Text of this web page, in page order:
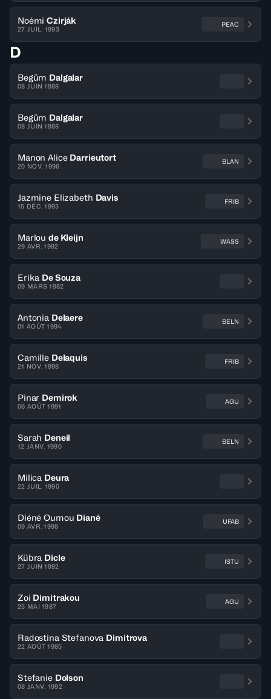
Noémi Czirják
27 JUIL. 1993
PEAC
D
Begüm Dalgalar
08 JUIN 1988
Begüm Dalgalar
08 JUIN 1988
Manon Alice Darrieutort
20 NOV. 1996
BLAN
Jazmine Elizabeth Davis
15 DÉC. 1993
FRIB
Marlou de Kleijn
29 AVR. 1992
WASS
Erika De Souza
09 MARS 1982
Antonia Delaere
01 AOÛT 1994
BELN
Camille Delaquis
21 NOV. 1998
FRIB
Pinar Demirok
06 AOÛT 1991
AGU
Sarah Deneil
12 JANV. 1990
BELN
Milica Deura
22 JUIL. 1990
Diéné Oumou Diané
09 AVR. 1998
UFAB
Kübra Dicle
27 JUIN 1992
ISTU
Zoi Dimitrakou
25 MAI 1987
AGU
Radostina Stefanova Dimitrova
22 AOÛT 1985
Stefanie Dolson
08 JANV. 1992